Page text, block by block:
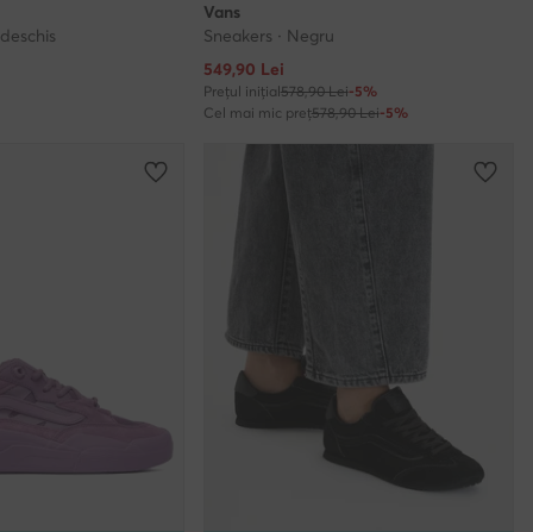
Vans
Sneakers · Negru
Prețul actual
549,90 Lei
Prețul inițial578,90 Lei-5%
Cel mai mic preț578,90 Lei-5%